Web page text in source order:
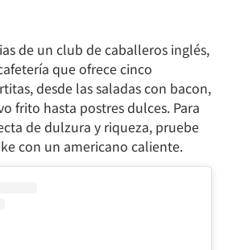
de un club de caballeros inglés,
que ofrece cinco
desde las saladas con bacon,
frito hasta postres dulces. Para
de dulzura y riqueza, pruebe
con un americano caliente.